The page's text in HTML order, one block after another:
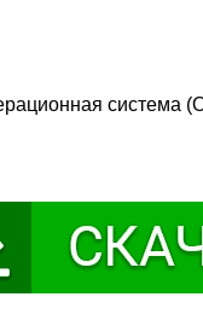
система